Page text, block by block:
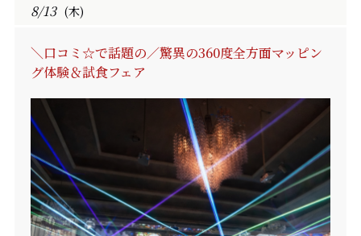
8/13 (木)
＼口コミ☆で話題の／驚異の360度全方面マッピン
グ体験＆試食フェア